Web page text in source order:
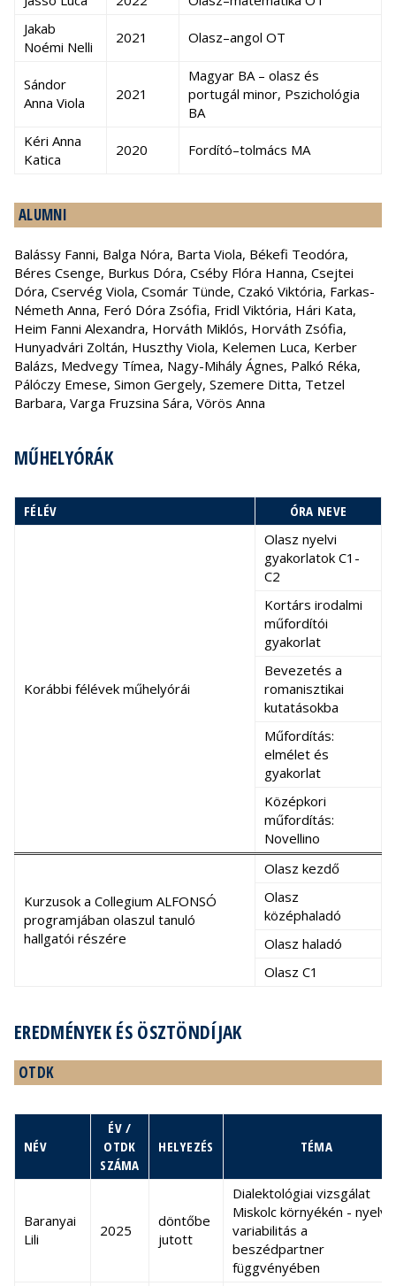
Jakab
Noémi Nelli
2021 Olasz–angol OT
Sándor
Anna Viola
2021
Magyar BA – olasz és
portugál minor, Pszichológia
BA
Kéri Anna
Katica
2020 Fordító–tolmács MA
ALUMNI
Balássy Fanni, Balga Nóra, Barta Viola, Békefi Teodóra,
Béres Csenge, Burkus Dóra, Cséby Flóra Hanna, Csejtei
Dóra, Cservég Viola, Csomár Tünde, Czakó Viktória, Farkas-
Németh Anna, Feró Dóra Zsófia, Fridl Viktória, Hári Kata,
Heim Fanni Alexandra, Horváth Miklós, Horváth Zsófia,
Hunyadvári Zoltán, Huszthy Viola, Kelemen Luca, Kerber
Balázs, Medvegy Tímea, Nagy-Mihály Ágnes, Palkó Réka,
Pálóczy Emese, Simon Gergely, Szemere Ditta, Tetzel
Barbara, Varga Fruzsina Sára, Vörös Anna
MŰHELYÓRÁK
FÉLÉV ÓRA NEVE
Korábbi félévek műhelyórái
Olasz nyelvi
gyakorlatok C1-
C2
Kortárs irodalmi
műfordítói
gyakorlat
Bevezetés a
romanisztikai
kutatásokba
Műfordítás:
elmélet és
gyakorlat
Középkori
műfordítás:
Novellino
Kurzusok a Collegium ALFONSÓ
programjában olaszul tanuló
hallgatói részére
Olasz kezdő
Olasz
középhaladó
Olasz haladó
Olasz C1
EREDMÉNYEK ÉS ÖSZTÖNDÍJAK
OTDK
NÉV
ÉV /
OTDK
SZÁMA
HELYEZÉS TÉMA
Baranyai
Lili
2025
döntőbe
jutott
Dialektológiai vizsgálat
Miskolc környékén - nyelvi
variabilitás a
beszédpartner
függvényében